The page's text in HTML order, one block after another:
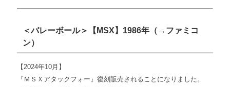
＜バレーボール＞【MSX】1986年（→ファミコ
ン）
【2024年10月】
『ＭＳＸアタックフォー』復刻販売されることになりました。